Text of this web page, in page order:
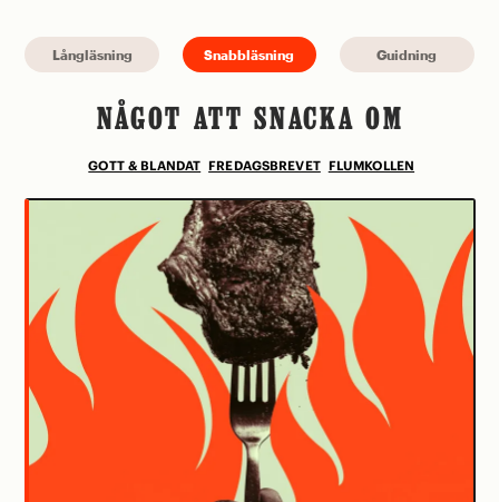
Långläsning Snabbläsning Guidning
NÅGOT ATT SNACKA OM
GOTT & BLANDAT FREDAGSBREVET FLUMKOLLEN